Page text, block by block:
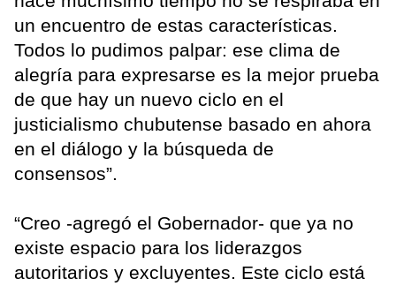
un encuentro de estas características.
Todos lo pudimos palpar: ese clima de
alegría para expresarse es la mejor prueba
de que hay un nuevo ciclo en el
justicialismo chubutense basado en ahora
en el diálogo y la búsqueda de
consensos”.
“Creo -agregó el Gobernador- que ya no
existe espacio para los liderazgos
autoritarios y excluyentes. Este ciclo está